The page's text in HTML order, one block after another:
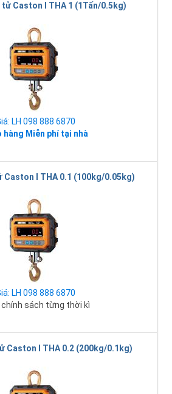
Caston I THA 1 (1Tấn/0.5kg)
LH 098 888 6870
hàng Miễn phí tại nhà
Caston I THA 0.1 (100kg/0.05kg)
LH 098 888 6870
sách từng thời kì
Caston I THA 0.2 (200kg/0.1kg)